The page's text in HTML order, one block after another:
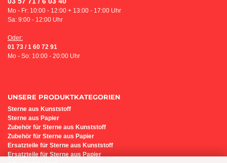
Mo - Fr: 10:00 - 12:00 + 13:00 - 17:00 Uhr
Sa: 9:00 - 12:00 Uhr
Oder:
01 73 / 1 60 72 91
Mo - So: 10:00 - 20:00 Uhr
UNSERE PRODUKTKATEGORIEN
Sterne aus Kunststoff
Sterne aus Papier
Zubehör für Sterne aus Kunststoff
Zubehör für Sterne aus Papier
Ersatzteile für Sterne aus Kunststoff
Ersatzteile für Sterne aus Papier